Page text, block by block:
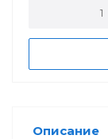
Описание